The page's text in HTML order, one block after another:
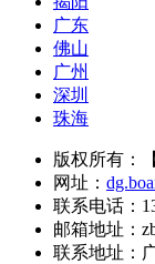
广东
佛山
广州
深圳
珠海
版权所有：
网址：
联系电话：
邮箱地址：
联系地址：